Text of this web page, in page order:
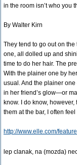
in the room isn’t who you
By Walter Kirn
They tend to go out on
one, all dolled up and
time to do her hair. The
With the plainer one by
usual. And the plainer
in her friend’s glow—or
know. I do know,
them at the bar, I often
http://www.elle.com/
lep clanak, na (mozda)